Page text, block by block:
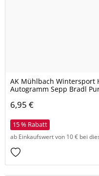
AK Mühlbach Wintersport
Autogramm Sepp Bradl
6,95 €
15 % Rabatt
ab Einkaufswert von 10 € bei